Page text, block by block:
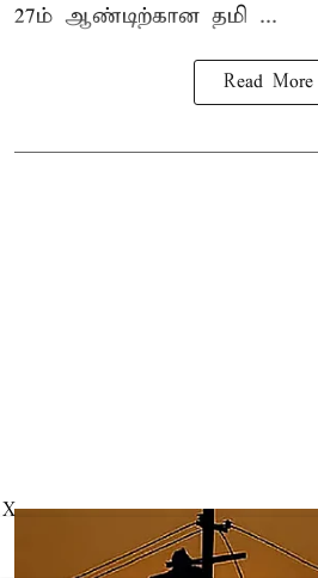
27ம் ஆண்டிற்கான தமி ...
Read More
X